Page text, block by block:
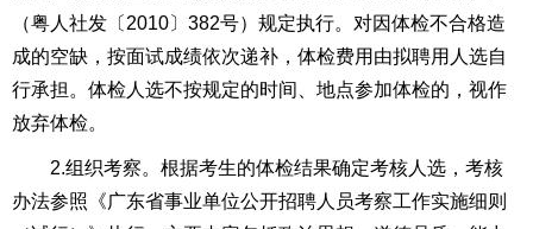
（粤人社发〔2010〕382号）规定执行。对因体检不合格造
成的空缺，按面试成绩依次递补，体检费用由拟聘用人选自
行承担。体检人选不按规定的时间、地点参加体检的，视作
放弃体检。
2.组织考察。根据考生的体检结果确定考核人选，考核
办法参照《广东省事业单位公开招聘人员考察工作实施细则